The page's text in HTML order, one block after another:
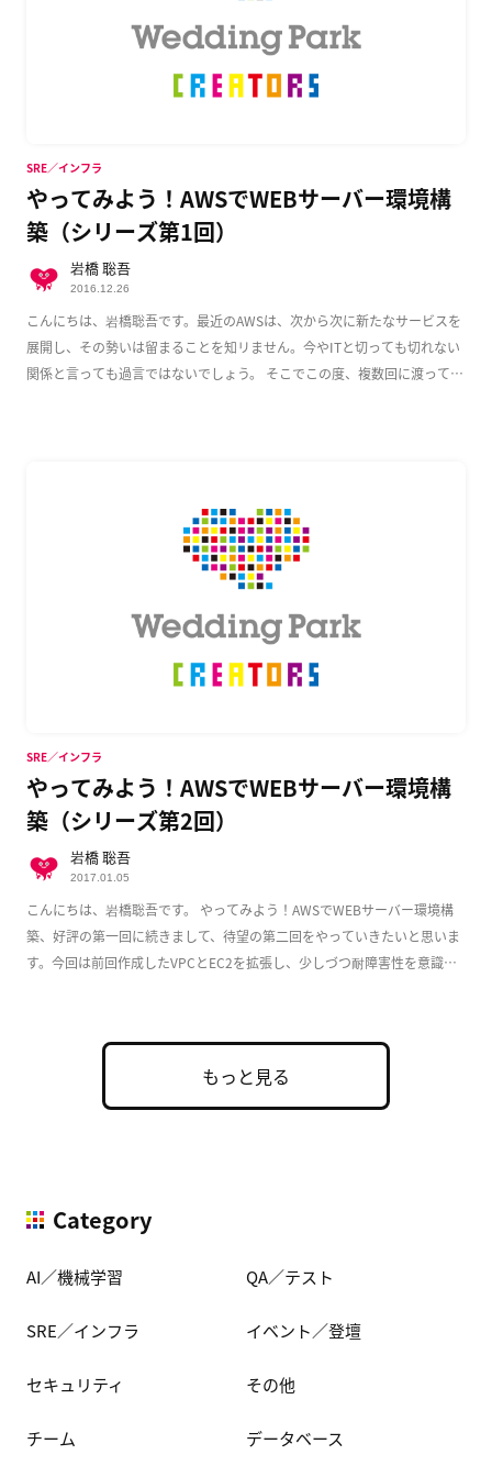
やってみよう！AWSでWEBサーバー環境構
築（シリーズ第1回）
こんにちは、岩橋聡吾です。最近のAWSは、次から次に新たなサービスを
展開し、その勢いは留まることを知リません。今やITと切っても切れない
関係と言っても過言ではないでしょう。 そこでこの度、複数回に渡って
SRE／インフラ
岩橋 聡吾
2016.12.26
やってみよう！AWSでWEBサーバー環境構
築（シリーズ第2回）
こんにちは、岩橋聡吾です。 やってみよう！AWSでWEBサーバー環境構
築、好評の第一回に続きまして、待望の第二回をやっていきたいと思いま
す。今回は前回作成したVPCとEC2を拡張し、少しづつ耐障害性を意識し
SRE／インフラ
岩橋 聡吾
2017.01.05
もっと見る
Category
AI／機械学習 QA／テスト
SRE／インフラ イベント／登壇
セキュリティ その他
チーム データベース